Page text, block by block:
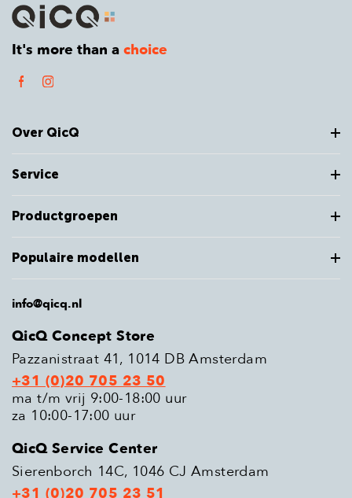
It's more than a choice
Over QicQ
Service
Productgroepen
Populaire modellen
info@qicq.nl
QicQ Concept Store
Pazzanistraat 41, 1014 DB Amsterdam
+31 (0)20 705 23 50
ma t/m vrij 9:00-18:00 uur
za 10:00-17:00 uur
QicQ Service Center
Sierenborch 14C, 1046 CJ Amsterdam
+31 (0)20 705 23 51